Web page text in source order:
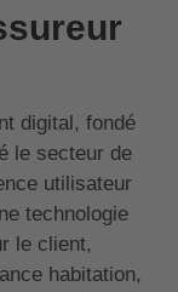
digital, fondé
le secteur de
utilisateur
technologie
le client,
habitation,